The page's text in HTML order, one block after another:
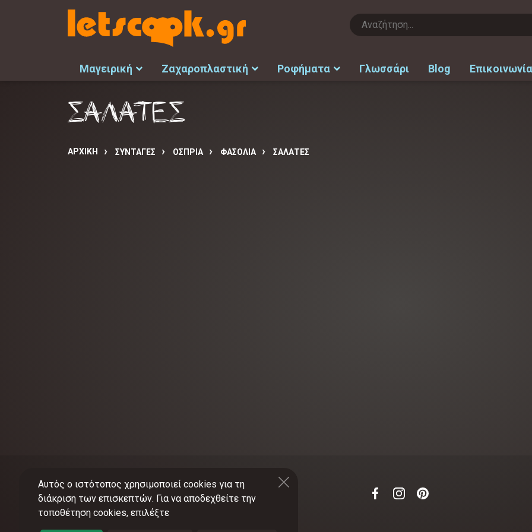
Μαγειρική Ζαχαροπλαστική Ροφήματα Γλωσσάρι Blog Επικοινωνία
ΣΑΛΑΤΕΣ
ΑΡΧΙΚΉ ΣΥΝΤΑΓΈΣ ΟΣΠΡΙΑ ΦΑΣΟΛΙΑ ΣΑΛΑΤΕΣ
Αυτός ο ιστότοπος χρησιμοποιεί cookies για τη
διάκριση των επισκεπτών. Για να αποδεχθείτε την
τοποθέτηση cookies, επιλέξτε